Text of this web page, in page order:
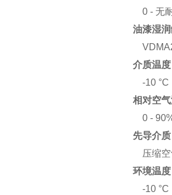
0 - 无
油漆湿
介质温度
-10 °C
相对空
0 -
先导介质
压缩
环境温度
-10 °C